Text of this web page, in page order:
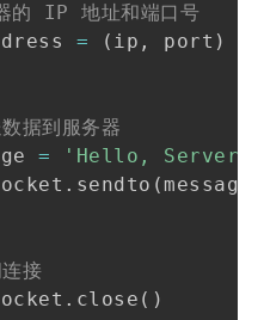
的 IP 地址和端口号
= ( ip , port )
据到服务器
=
'Hello, Server!'
. sendto ( message
接
. close ( )